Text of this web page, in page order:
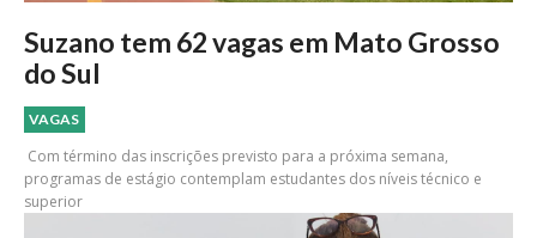
Suzano tem 62 vagas em Mato Grosso
do Sul
VAGAS
Com término das inscrições previsto para a próxima semana,
programas de estágio contemplam estudantes dos níveis técnico e
superior